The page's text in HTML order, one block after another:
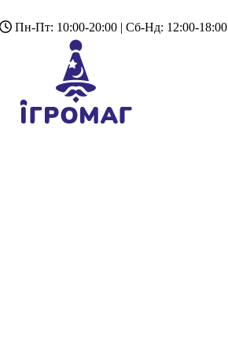
Пн-Пт: 10:00-20:00 | Сб-Нд: 12:00-18:00